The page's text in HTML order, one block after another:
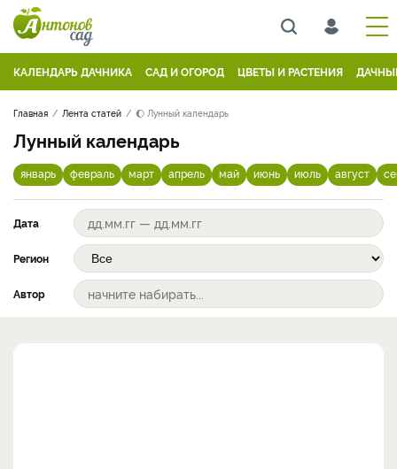
КАЛЕНДАРЬ ДАЧНИКА САД И ОГОРОД ЦВЕТЫ И РАСТЕНИЯ
Главная Лента статей 🌔 Лунный календарь
Лунный календарь
январь февраль март апрель май июнь июль август
Дата
Регион
Автор